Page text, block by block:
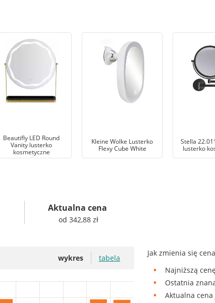
Beautifly LED Round
Vanity lusterko
kosmetyczne
Kleine Wolke Lusterko
Flexy Cube White
Stella
lusterko
Aktualna cena
od 342,88 zł
wykres tabela
Jak zmienia się
Najniższą
Ostatnia
Aktualna